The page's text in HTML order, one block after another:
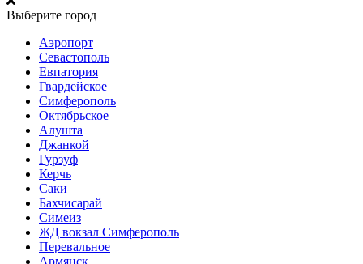
Выберите город
Аэропорт
Севастополь
Евпатория
Гвардейское
Симферополь
Октябрьское
Алушта
Джанкой
Гурзуф
Керчь
Саки
Бахчисарай
Симеиз
ЖД вокзал Симферополь
Перевальное
Армянск